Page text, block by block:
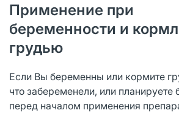
Применение при
беременности и
грудью
Если Вы беременны или кормите
что забеременели, или планируете
перед началом применения